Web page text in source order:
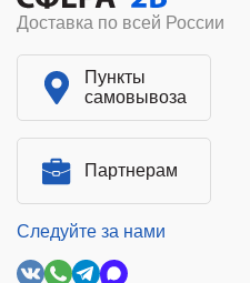
Доставка по всей России
Пункты
самовывоза
Партнерам
Следуйте за нами